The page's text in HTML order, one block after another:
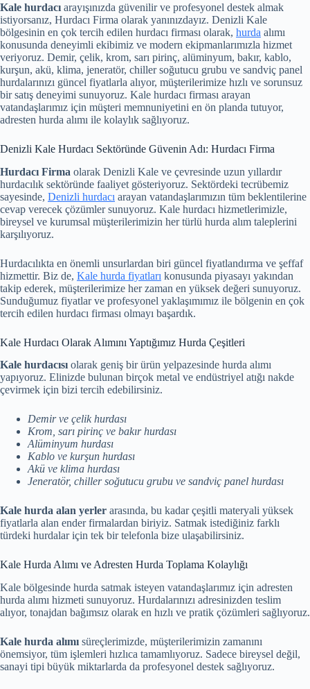
Kale hurdacı arayışınızda güvenilir ve profesyonel destek almak
istiyorsanız, Hurdacı Firma olarak yanınızdayız. Denizli Kale
bölgesinin en çok tercih edilen hurdacı firması olarak, hurda alımı
konusunda deneyimli ekibimiz ve modern ekipmanlarımızla hizmet
veriyoruz. Demir, çelik, krom, sarı pirinç, alüminyum, bakır, kablo,
kurşun, akü, klima, jeneratör, chiller soğutucu grubu ve sandviç panel
hurdalarınızı güncel fiyatlarla alıyor, müşterilerimize hızlı ve sorunsuz
bir satış deneyimi sunuyoruz. Kale hurdacı firması arayan
vatandaşlarımız için müşteri memnuniyetini en ön planda tutuyor,
adresten hurda alımı ile kolaylık sağlıyoruz.
Denizli Kale Hurdacı Sektöründe Güvenin Adı: Hurdacı Firma
Hurdacı Firma olarak Denizli Kale ve çevresinde uzun yıllardır
hurdacılık sektöründe faaliyet gösteriyoruz. Sektördeki tecrübemiz
sayesinde, Denizli hurdacı arayan vatandaşlarımızın tüm beklentilerine
cevap verecek çözümler sunuyoruz. Kale hurdacı hizmetlerimizle,
bireysel ve kurumsal müşterilerimizin her türlü hurda alım taleplerini
karşılıyoruz.
Hurdacılıkta en önemli unsurlardan biri güncel fiyatlandırma ve şeffaf
hizmettir. Biz de, Kale hurda fiyatları konusunda piyasayı yakından
takip ederek, müşterilerimize her zaman en yüksek değeri sunuyoruz.
Sunduğumuz fiyatlar ve profesyonel yaklaşımımız ile bölgenin en çok
tercih edilen hurdacı firması olmayı başardık.
Kale Hurdacı Olarak Alımını Yaptığımız Hurda Çeşitleri
Kale hurdacısı olarak geniş bir ürün yelpazesinde hurda alımı
yapıyoruz. Elinizde bulunan birçok metal ve endüstriyel atığı nakde
çevirmek için bizi tercih edebilirsiniz.
Demir ve çelik hurdası
Krom, sarı pirinç ve bakır hurdası
Alüminyum hurdası
Kablo ve kurşun hurdası
Akü ve klima hurdası
Jeneratör, chiller soğutucu grubu ve sandviç panel hurdası
Kale hurda alan yerler arasında, bu kadar çeşitli materyali yüksek
fiyatlarla alan ender firmalardan biriyiz. Satmak istediğiniz farklı
türdeki hurdalar için tek bir telefonla bize ulaşabilirsiniz.
Kale Hurda Alımı ve Adresten Hurda Toplama Kolaylığı
Kale bölgesinde hurda satmak isteyen vatandaşlarımız için adresten
hurda alımı hizmeti sunuyoruz. Hurdalarınızı adresinizden teslim
alıyor, tonajdan bağımsız olarak en hızlı ve pratik çözümleri sağlıyoruz.
Kale hurda alımı süreçlerimizde, müşterilerimizin zamanını
önemsiyor, tüm işlemleri hızlıca tamamlıyoruz. Sadece bireysel değil,
sanayi tipi büyük miktarlarda da profesyonel destek sağlıyoruz.